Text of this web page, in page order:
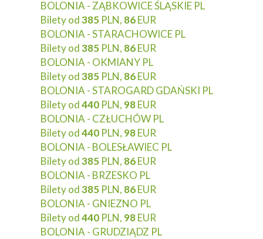
BOLONIA - ZĄBKOWICE ŚLĄSKIE PL
Bilety od385 PLN, 86EUR
BOLONIA - STARACHOWICE PL
Bilety od385 PLN, 86EUR
BOLONIA - OKMIANY PL
Bilety od385 PLN, 86EUR
BOLONIA - STAROGARD GDAŃSKI PL
Bilety od440 PLN, 98EUR
BOLONIA - CZŁUCHÓW PL
Bilety od440 PLN, 98EUR
BOLONIA - BOLESŁAWIEC PL
Bilety od385 PLN, 86EUR
BOLONIA - BRZESKO PL
Bilety od385 PLN, 86EUR
BOLONIA - GNIEZNO PL
Bilety od440 PLN, 98EUR
BOLONIA - GRUDZIĄDZ PL